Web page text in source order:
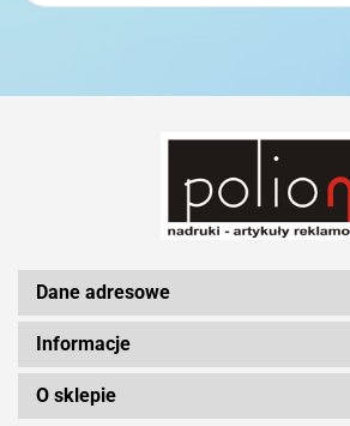
Silicon Power
Dane adresowe
Informacje
O sklepie